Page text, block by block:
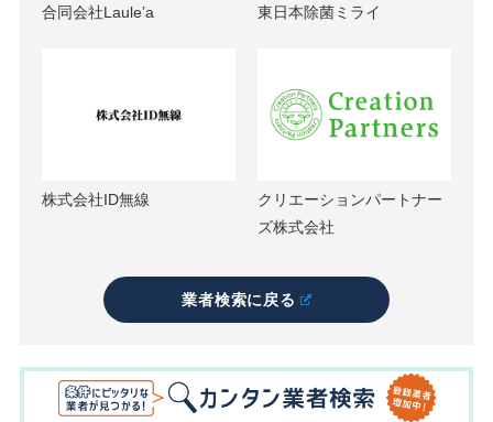
合同会社Laule’a 東日本除菌ミライ
株式会社ID無線
クリエーションパートナー
ズ株式会社
業者検索に戻る